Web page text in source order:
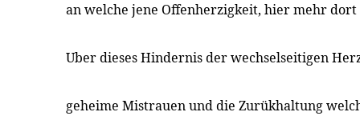
an welche jene Offenherzigkeit, hier mehr
Uber dieses Hindernis der wechselseitigen
geheime Mistrauen und die Zurükhaltung